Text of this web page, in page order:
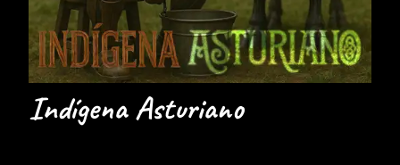
Indígena Asturiano